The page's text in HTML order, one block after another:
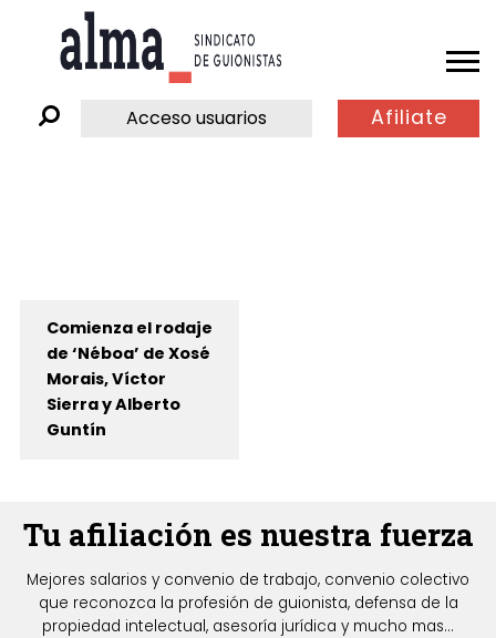
Acceso usuarios Afiliate
Comienza el rodaje
de ‘Néboa’ de Xosé
Morais, Víctor
Sierra y Alberto
Guntín
Tu afiliación es nuestra fuerza
Mejores salarios y convenio de trabajo, convenio colectivo
que reconozca la profesión de guionista, defensa de la
propiedad intelectual, asesoría jurídica y mucho mas...